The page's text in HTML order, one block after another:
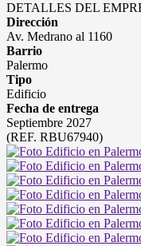
DETALLES DEL
Dirección
Av. Medrano al 1160
Barrio
Palermo
Tipo
Edificio
Fecha de entrega
Septiembre 2027
(REF. RBU67940)